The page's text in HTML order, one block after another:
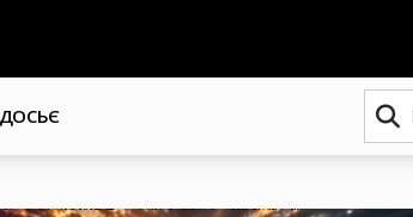
ДОСЬЄ
Пошук